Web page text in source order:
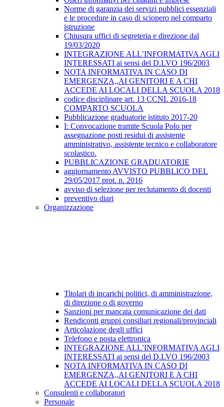
Norme di garanzia dei servizi pubblici essenziali
e le procedure in caso di sciopero nel comparto
istruzione
Chiusura uffici di segreteria e direzione dal
19/03/2020
INTEGRAZIONE ALL’INFORMATIVA AGLI
INTERESSATI ai sensi del D.LVO 196/2003
NOTA INFORMATIVA IN CASO DI
EMERGENZA,,AI GENITORI E A CHI
ACCEDE AI LOCALI DELLA SCUOLA 2018
codice disciplinare art. 13 CCNL 2016-18
COMPARTO SCUOLA
Pubblicazione graduatorie istituto 2017-20
I: Convocazione tramite Scuola Polo per
assegnazione posti residui di assistente
amministrativo, assistente tecnico e collaboratore
scolastico.
PUBBLICAZIONE GRADUATORIE
aggiornamento AVVISTO PUBBLICO DEL
29/05/2017 prot. n. 2016
avviso di selezione per reclutamento di docenti
preventivo diari
Organizzazione
Titolari di incarichi politici, di amministrazione,
di direzione o di governo
Sanzioni per mancata comunicazione dei dati
Rendiconti gruppi consiliari regionali/provinciali
Articolazione degli uffici
Telefono e posta elettronica
INTEGRAZIONE ALL’INFORMATIVA AGLI
INTERESSATI ai sensi del D.LVO 196/2003
NOTA INFORMATIVA IN CASO DI
EMERGENZA,,AI GENITORI E A CHI
ACCEDE AI LOCALI DELLA SCUOLA 2018
Consulenti e collaboratori
Personale